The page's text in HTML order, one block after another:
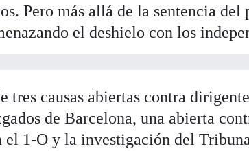
Pero más allá de la sentencia
el deshielo con los
tres causas abiertas contra
de Barcelona, una abierta
el 1-O y la investigación del